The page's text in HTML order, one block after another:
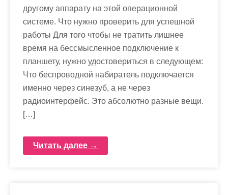
другому аппарату на этой операционной
системе. Что нужно проверить для успешной
работы Для того чтобы не тратить лишнее
время на бессмысленное подключение к
планшету, нужно удостовериться в следующем:
Что беспроводной набиратель подключается
именно через синезуб, а не через
радиоинтерфейс. Это абсолютно разные вещи.
[…]
Читать далее →